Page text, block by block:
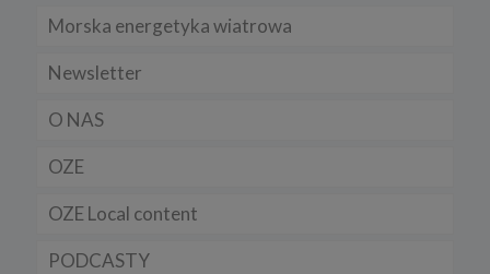
Morska energetyka wiatrowa
Newsletter
O NAS
OZE
OZE Local content
PODCASTY